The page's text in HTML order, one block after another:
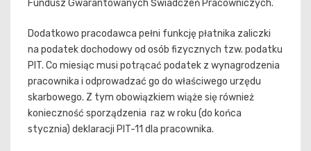
Fundusz Gwarantowanych Świadczeń Pracowniczych.
Dodatkowo pracodawca pełni funkcję płatnika zaliczki
na podatek dochodowy od osób fizycznych tzw. podatku
PIT. Co miesiąc musi potrącać podatek z wynagrodzenia
pracownika i odprowadzać go do właściwego urzędu
skarbowego. Z tym obowiązkiem wiąże się również
konieczność sporządzenia raz w roku (do końca
stycznia) deklaracji PIT-11 dla pracownika.